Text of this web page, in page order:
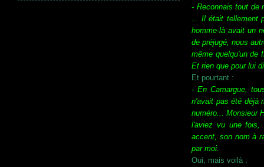
- Reconnais tout de
... Il était tellement
homme-là avait un
de préjugé, nous
même quelqu'un de
Et rien que pour lui
Et pourtant :
- En Camargue,
n'avait pas été déjà
numéro... Monsieur
l'aviez vu une fois,
accent, son nom à
par moi.
Oui, mais voilà :